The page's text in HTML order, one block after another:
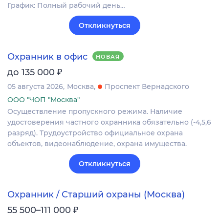
График: Полный рабочий день…
Откликнуться
Охранник в офис НОВАЯ
до 135 000 ₽
05 августа 2026 Москва
Проспект Вернадского
ООО "ЧОП "Москва"
Осуществление пропускного режима. Наличие
удостоверения частного охранника обязательно (-4,5,6
разряд). Трудоустройство официальное охрана
объектов, видеонаблюдение, охрана имущества.
Откликнуться
Охранник / Старший охраны (Москва)
55 500–111 000 ₽